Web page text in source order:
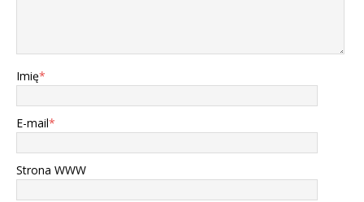
Imię*
E-mail*
Strona WWW